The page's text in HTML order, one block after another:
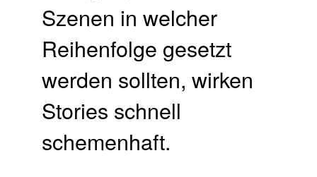
Szenen in welcher
Reihenfolge gesetzt
werden sollten, wirken
Stories schnell
schemenhaft.